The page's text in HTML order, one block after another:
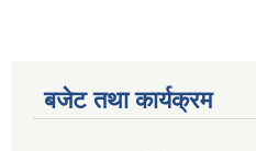
बजेट तथा कार्यक्रम